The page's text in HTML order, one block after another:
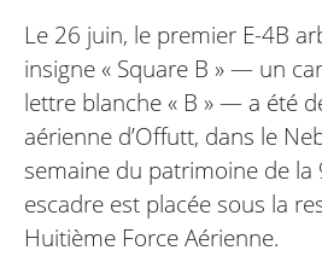
Le 26 juin, le premier E-4B
insigne « Square B » — un
lettre blanche « B » — a été
aérienne d’Offutt, dans le
semaine du patrimoine de la
escadre est placée sous la
Huitième Force Aérienne.